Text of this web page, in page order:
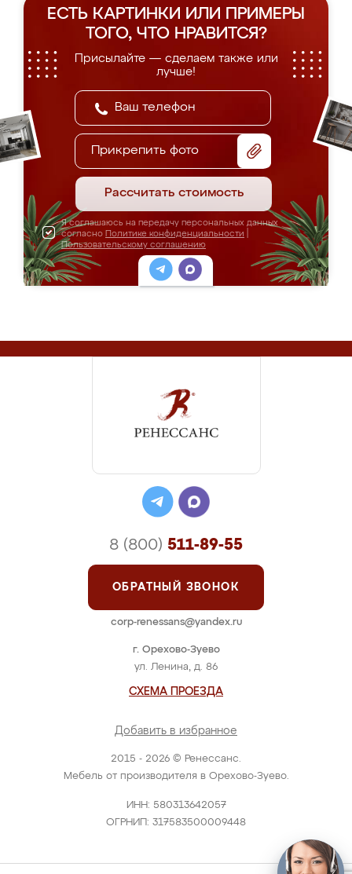
ЕСТЬ КАРТИНКИ ИЛИ ПРИМЕРЫ
ТОГО, ЧТО НРАВИТСЯ?
Присылайте — сделаем также или
лучше!
Прикрепить фото
Рассчитать стоимость
Я соглашаюсь на передачу персональных данных
согласно Политике конфиденциальности
Пользовательскому соглашению
2015 - 2026 © Ренессанс.
Мебель от производителя в Орехово-Зуево.
ИНН: 580313642057
ОГРНИП: 317583500009448
г. Орехово-Зуево
ул. Ленина, д. 86
СХЕМА ПРОЕЗДА
Добавить в избранное
8 (800) 511-89-55
ОБРАТНЫЙ ЗВОНОК
corp-renessans@yandex.ru